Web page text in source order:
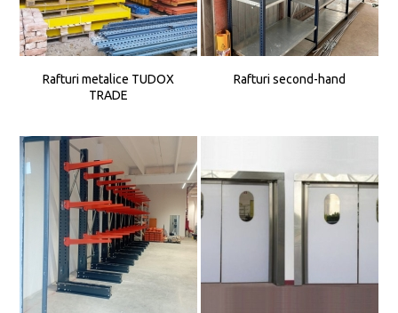
Rafturi metalice TUDOX
TRADE
Rafturi second-hand